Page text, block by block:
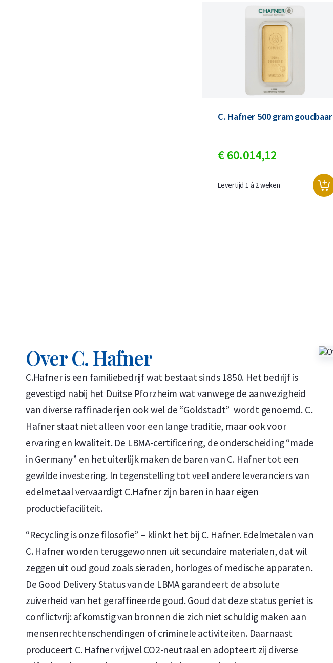
C. Hafner 500 gram goudbaar
€ 60.014,12
Levertijd 1 à 2 weken
Over C. Hafner
C.Hafner is een familiebedrijf wat bestaat sinds 1850. Het bedrijf is
gevestigd nabij het Duitse Pforzheim wat vanwege de aanwezigheid
van diverse raffinaderijen ook wel de “Goldstadt” wordt genoemd. C.
Hafner staat niet alleen voor een lange traditie, maar ook voor
ervaring en kwaliteit. De LBMA-certificering, de onderscheiding “made
in Germany” en het uiterlijk maken de baren van C. Hafner tot een
gewilde investering. In tegenstelling tot veel andere leveranciers van
edelmetaal vervaardigt C.Hafner zijn baren in haar eigen
productiefaciliteit.
“Recycling is onze filosofie” – klinkt het bij C. Hafner. Edelmetalen van
C. Hafner worden teruggewonnen uit secundaire materialen, dat wil
zeggen uit oud goud zoals sieraden, horloges of medische apparaten.
De Good Delivery Status van de LBMA garandeert de absolute
zuiverheid van het geraffineerde goud. Goud dat deze status geniet is
conflictvrij: afkomstig van bronnen die zich niet schuldig maken aan
mensenrechtenschendingen of criminele activiteiten. Daarnaast
produceert C. Hafner vrijwel CO2-neutraal en adopteert zij diverse